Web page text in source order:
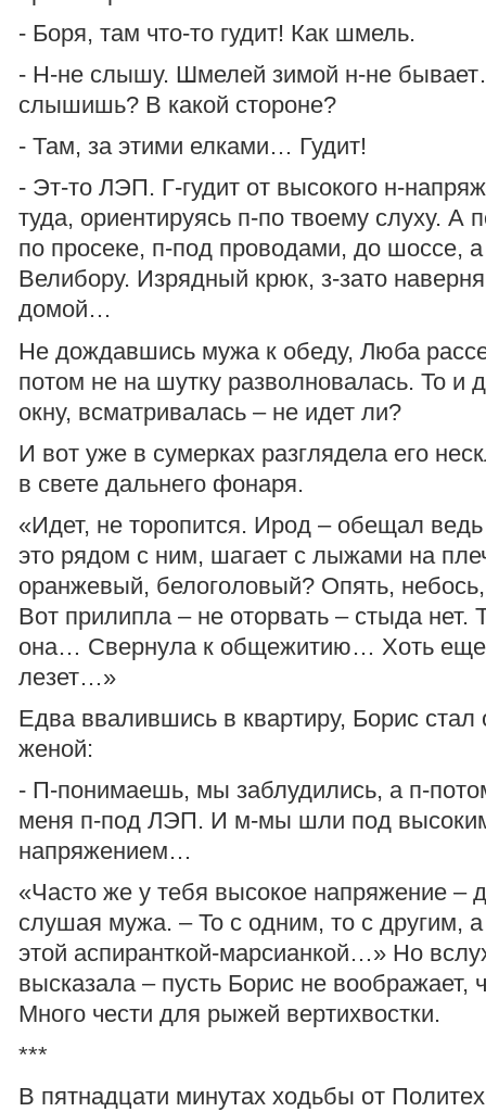
- Боря, там что-то гудит! Как шмель.
- Н-не слышу. Шмелей зимой н-не
слышишь? В какой стороне?
- Там, за этими елками… Гудит!
- Эт-то ЛЭП. Г-гудит от высокого н-
туда, ориентируясь п-по твоему слуху. А
по просеке, п-под проводами, до шоссе,
Велибору. Изрядный крюк, з-зато
домой…
Не дождавшись мужа к обеду, Люба
потом не на шутку разволновалась. То и
окну, всматривалась – не идет ли?
И вот уже в сумерках разглядела его
в свете дальнего фонаря.
«Идет, не торопится. Ирод – обещал ведь
это рядом с ним, шагает с лыжами на
оранжевый, белоголовый? Опять,
Вот прилипла – не оторвать – стыда нет.
она… Свернула к общежитию… Хоть
лезет…»
Едва ввалившись в квартиру, Борис стал
женой:
- П-понимаешь, мы заблудились, а п-
меня п-под ЛЭП. И м-мы шли под
напряжением…
«Часто же у тебя высокое напряжение –
слушая мужа. – То с одним, то с другим, а
этой аспиранткой-марсианкой…» Но
высказала – пусть Борис не воображает,
Много чести для рыжей вертихвостки.
***
В пятнадцати минутах ходьбы от